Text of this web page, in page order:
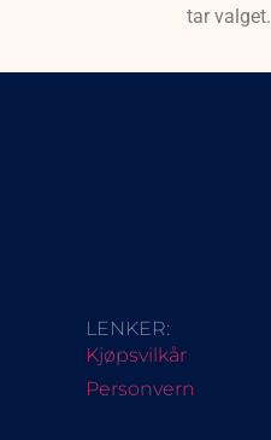
tar valget.
LENKER:
Kjøpsvilkår
Personvern